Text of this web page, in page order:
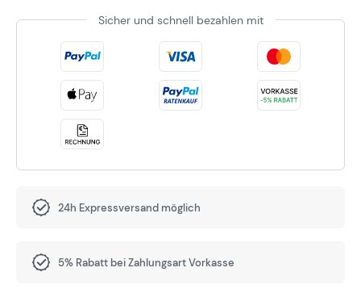
Sicher und schnell bezahlen mit
24h Expressversand möglich
5% Rabatt bei Zahlungsart Vorkasse